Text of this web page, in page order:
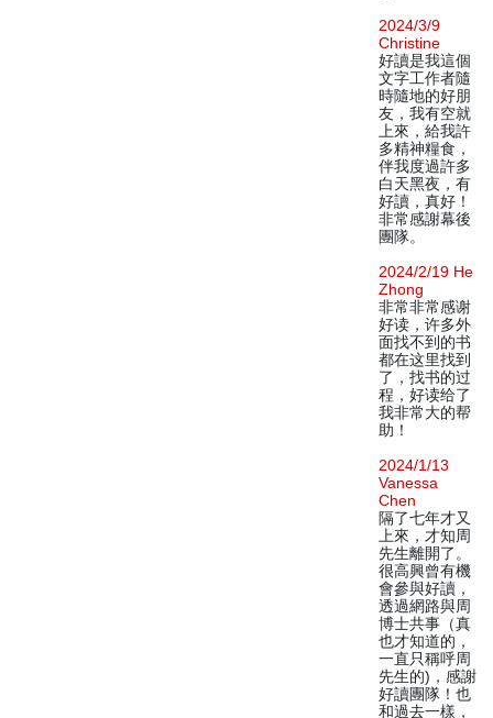
2024/3/9
Christine
好讀是我這個
文字工作者隨
時隨地的好朋
友，我有空就
上來，給我許
多精神糧食，
伴我度過許多
白天黑夜，有
好讀，真好！
非常感謝幕後
團隊。
2024/2/19 He
Zhong
非常非常感谢
好读，许多外
面找不到的书
都在这里找到
了，找书的过
程，好读给了
我非常大的帮
助！
2024/1/13
Vanessa
Chen
隔了七年才又
上來，才知周
先生離開了。
很高興曾有機
會參與好讀，
透過網路與周
博士共事（真
也才知道的，
一直只稱呼周
先生的)，感謝
好讀團隊！也
和過去一樣，